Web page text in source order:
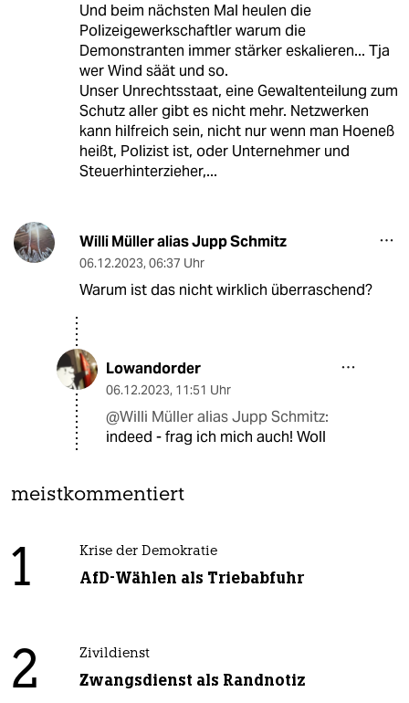
Und beim nächsten Mal heulen die
Polizeigewerkschaftler warum die
Demonstranten immer stärker eskalieren... Tja
wer Wind säät und so.
Unser Unrechtsstaat, eine Gewaltenteilung zum
Schutz aller gibt es nicht mehr. Netzwerken
kann hilfreich sein, nicht nur wenn man Hoeneß
heißt, Polizist ist, oder Unternehmer und
Steuerhinterzieher,...
Willi Müller alias Jupp Schmitz
06.12.2023, 06:37 Uhr
Warum ist das nicht wirklich überraschend?
Lowandorder
06.12.2023, 11:51 Uhr
@Willi Müller alias Jupp Schmitz:
indeed - frag ich mich auch! Woll
meistkommentiert
1 Krise der Demokratie
AfD-Wählen als Triebabfuhr
2 Zivildienst
Zwangsdienst als Randnotiz